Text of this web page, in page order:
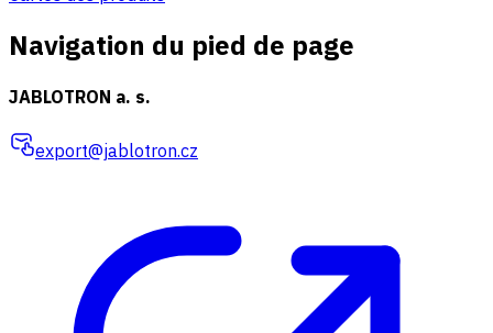
Navigation du pied de page
JABLOTRON a. s.
export@jablotron.cz